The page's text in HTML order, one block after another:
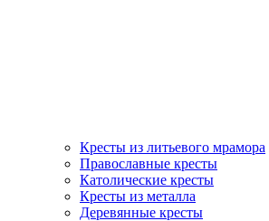
Кресты из литьевого мрамора
Православные кресты
Католические кресты
Кресты из металла
Деревянные кресты